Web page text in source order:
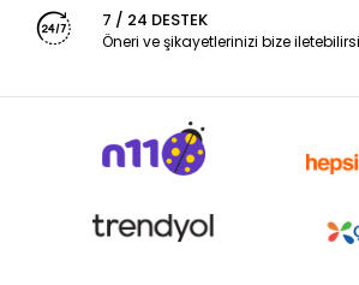
7 / 24 DESTEK
Öneri ve şikayetlerinizi bize